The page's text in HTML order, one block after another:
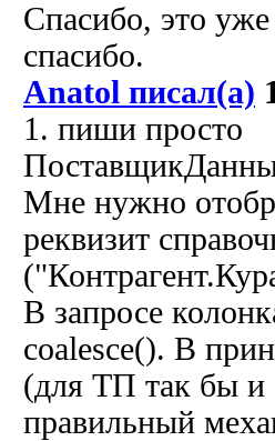
Спасибо, это
спасибо.
Anatol писал(а)
1. пиши просто
Мне нужно
реквизит
В запросе
coalesce(). В
(для ТП так бы и
правильный